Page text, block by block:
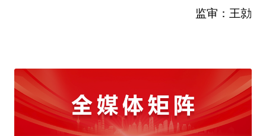
监审：王勍